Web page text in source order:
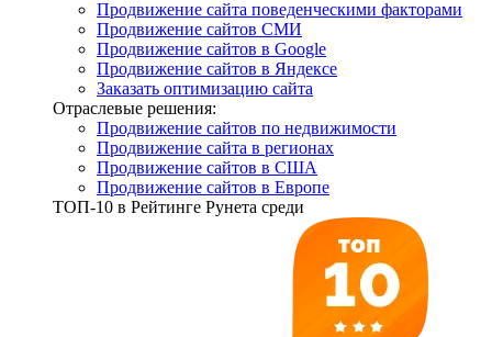
Продвижение сайта поведенческими факторами
Продвижение сайтов СМИ
Продвижение сайтов в Google
Продвижение сайтов в Яндексе
Заказать оптимизацию сайта
Отраслевые решения:
Продвижение сайтов по недвижимости
Продвижение сайта в регионах
Продвижение сайтов в США
Продвижение сайтов в Европе
ТОП-10 в Рейтинге Рунета среди